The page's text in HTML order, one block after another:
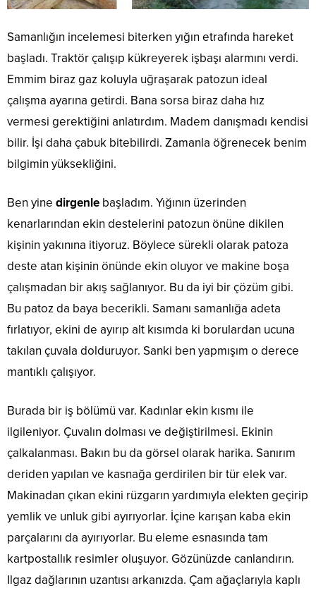
Samanlığın incelemesi biterken yığın etrafında hareket
başladı. Traktör çalışıp kükreyerek işbaşı alarmını verdi.
Emmim biraz gaz koluyla uğraşarak patozun ideal
çalışma ayarına getirdi. Bana sorsa biraz daha hız
vermesi gerektiğini anlatırdım. Madem danışmadı kendisi
bilir. İşi daha çabuk bitebilirdi. Zamanla öğrenecek benim
bilgimin yüksekliğini.
Ben yine dirgenle başladım. Yığının üzerinden
kenarlarından ekin destelerini patozun önüne dikilen
kişinin yakınına itiyoruz. Böylece sürekli olarak patoza
deste atan kişinin önünde ekin oluyor ve makine boşa
çalışmadan bir akış sağlanıyor. Bu da iyi bir çözüm gibi.
Bu patoz da baya becerikli. Samanı samanlığa adeta
fırlatıyor, ekini de ayırıp alt kısımda ki borulardan ucuna
takılan çuvala dolduruyor. Sanki ben yapmışım o derece
mantıklı çalışıyor.
Burada bir iş bölümü var. Kadınlar ekin kısmı ile
ilgileniyor. Çuvalın dolması ve değiştirilmesi. Ekinin
çalkalanması. Bakın bu da görsel olarak harika. Sanırım
deriden yapılan ve kasnağa gerdirilen bir tür elek var.
Makinadan çıkan ekini rüzgarın yardımıyla elekten geçirip
yemlik ve unluk gibi ayırıyorlar. İçine karışan kaba ekin
parçalarını da ayırıyorlar. Bu eleme esnasında tam
kartpostallık resimler oluşuyor. Gözünüzde canlandırın.
Ilgaz dağlarının uzantısı arkanızda. Çam ağaçlarıyla kaplı